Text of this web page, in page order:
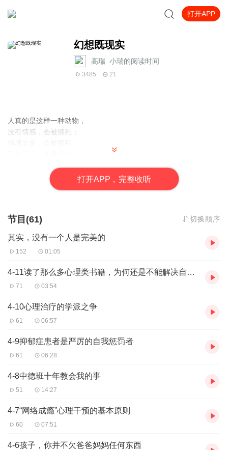
打开APP
幻想既现实
高瑞_小瑞的阅读时间
3485 21
人真的是这样一种动物，
没有情感，会被饿死；
亲情与爱情都应该向友情靠拢。
每天一篇阅读，让你看出幻想是内心的现实，你的世界是什么样
打开APP，完整收听
节目(61) 切换顺序
其实，没有一个人是完美的
152 01:05
4-11读了那么多心理类书籍，为何还是不能解决自己的问题
71 03:54
4-10心理治疗的学派之争
61 06:57
4-9抑郁症患者是严厉的自我惩罚者
61 06:28
4-8中德班十年教会我的事
51 14:27
4-7“网络成瘾”心理干预的基本原则
60 07:51
4-6孩子，你并不欠爸爸妈妈任何东西